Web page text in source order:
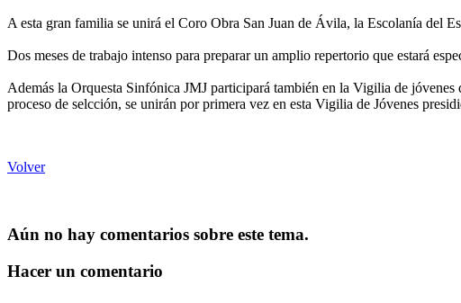
A esta gran familia se unirá el Coro Obra San Juan de Ávila, la Escolanía del
Dos meses de trabajo intenso para preparar un amplio repertorio que estará
Además la Orquesta Sinfónica JMJ participará también en la Vigilia de
proceso de selcción, se unirán por primera vez en esta Vigilia de Jóvenes
Volver
Aún no hay comentarios sobre este tema.
Hacer un comentario